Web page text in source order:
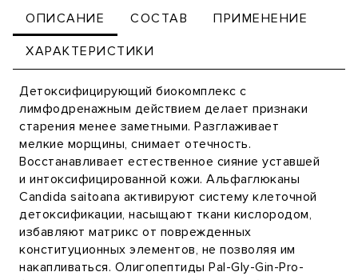
ОПИСАНИЕ СОСТАВ ПРИМЕНЕНИЕ
ХАРАКТЕРИСТИКИ
Детоксифицирующий биокомплекс с
лимфодренажным действием делает признаки
старения менее заметными. Разглаживает
мелкие морщины, снимает отечность.
Восстанавливает естественное сияние уставшей
и интоксифицированной кожи. Альфаглюканы
Candida saitoana активируют систему клеточной
детоксификации, насыщают ткани кислородом,
избавляют матрикс от поврежденных
конституционных элементов, не позволяя им
накапливаться. Олигопептиды Pal-Gly-Gin-Pro-